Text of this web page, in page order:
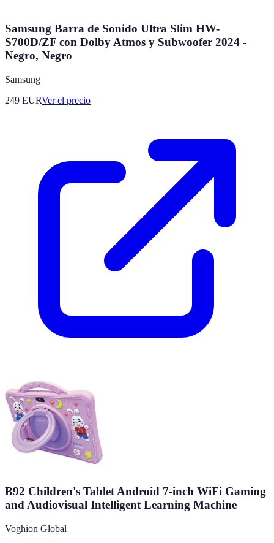
Samsung Barra de Sonido Ultra Slim HW-
S700D/ZF con Dolby Atmos y Subwoofer 2024 -
Negro, Negro
Samsung
249 EURVer el precio
B92 Children's Tablet Android 7-inch WiFi Gaming
and Audiovisual Intelligent Learning Machine
Voghion Global